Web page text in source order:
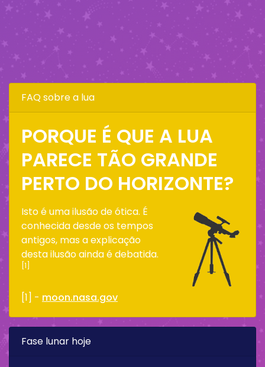
FAQ sobre a lua
PORQUE É QUE A LUA
PARECE TÃO GRANDE
PERTO DO HORIZONTE?
Isto é uma ilusão de ótica. É
conhecida desde os tempos
antigos, mas a explicação
desta ilusão ainda é debatida.
[1]
[1] - moon.nasa.gov
Fase lunar hoje